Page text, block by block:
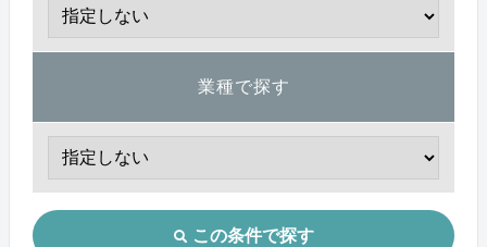
業種で探す
この条件で探す